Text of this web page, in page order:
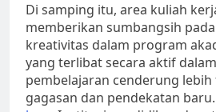
Di samping itu, area kuliah
memberikan sumbangsih
kreativitas dalam program
yang terlibat secara aktif
pembelajaran cenderung
gagasan dan pendekatan baru.